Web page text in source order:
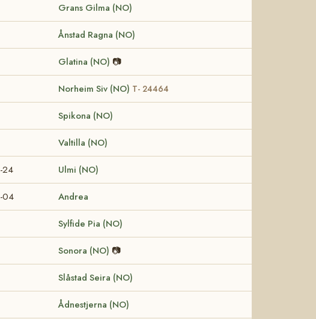
Grans Gilma (NO)
Ånstad Ragna (NO)
Glatina (NO) 📷
Norheim Siv (NO) T- 24464
Spikona (NO)
Valtilla (NO)
24 Ulmi (NO)
04 Andrea
Sylfide Pia (NO)
Sonora (NO) 📷
Slåstad Seira (NO)
Ådnestjerna (NO)